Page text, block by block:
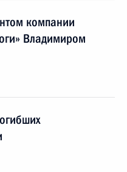
компании
Владимиром